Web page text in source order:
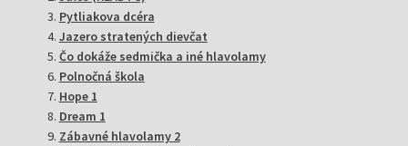
Pytliakova dcéra
Jazero stratených dievčat
Čo dokáže sedmička a iné hlavolamy
Polnočná škola
Hope 1
Dream 1
Zábavné hlavolamy 2